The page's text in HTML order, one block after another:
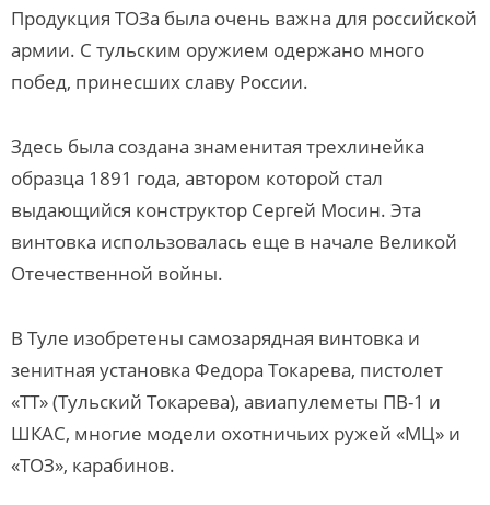
Продукция ТОЗа была очень важна для российской
армии. С тульским оружием одержано много
побед, принесших славу России.
Здесь была создана знаменитая трехлинейка
образца 1891 года, автором которой стал
выдающийся конструктор Сергей Мосин. Эта
винтовка использовалась еще в начале Великой
Отечественной войны.
В Туле изобретены самозарядная винтовка и
зенитная установка Федора Токарева, пистолет
«ТТ» (Тульский Токарева), авиапулеметы ПВ-1 и
ШКАС, многие модели охотничьих ружей «МЦ» и
«ТОЗ», карабинов.